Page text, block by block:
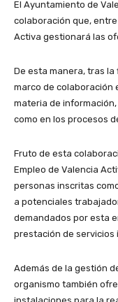
El Ayuntamiento de
colaboración que,
Activa gestionará las
De esta manera, tras
marco de colaboración
materia de
como en los procesos
Fruto de esta
Empleo de Valencia
personas inscritas
a potenciales
demandados por esta
prestación de servicios
Además de la gestión
organismo también